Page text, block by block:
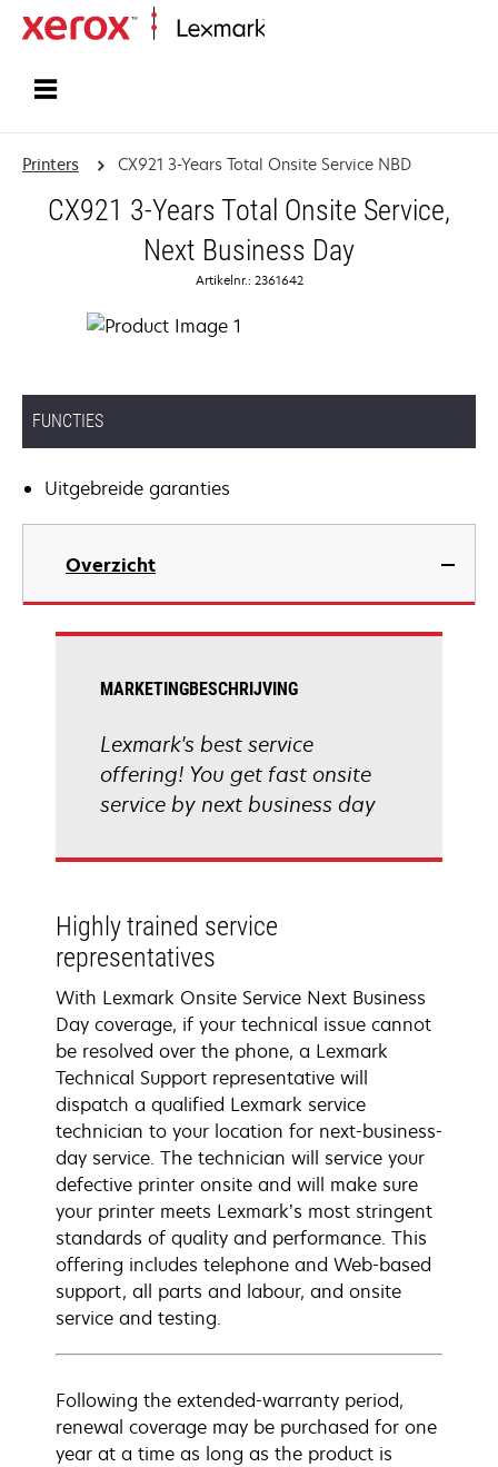
Printers CX921 3-Years Total Onsite Service NBD
CX921 3-Years Total Onsite Service,
Next Business Day
Artikelnr.: 2361642
FUNCTIES
Uitgebreide garanties
Overzicht
MARKETINGBESCHRIJVING
Lexmark's best service
offering! You get fast onsite
service by next business day
Highly trained service
representatives
With Lexmark Onsite Service Next Business
Day coverage, if your technical issue cannot
be resolved over the phone, a Lexmark
Technical Support representative will
dispatch a qualified Lexmark service
technician to your location for next-business-
day service. The technician will service your
defective printer onsite and will make sure
your printer meets Lexmark’s most stringent
standards of quality and performance. This
offering includes telephone and Web-based
support, all parts and labour, and onsite
service and testing.
Following the extended-warranty period,
renewal coverage may be purchased for one
year at a time as long as the product is